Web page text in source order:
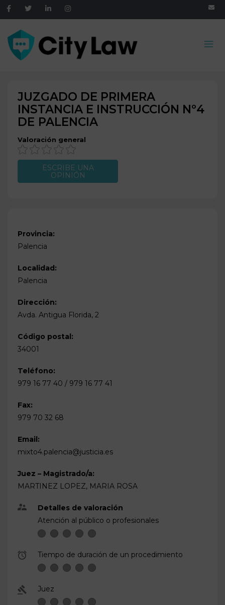
JUZGADO DE PRIMERA
INSTANCIA E INSTRUCCIÓN Nº4
DE PALENCIA
Valoración general
ESCRIBE UNA
OPINIÓN
Provincia:
Palencia
Localidad:
Palencia
Dirección:
Avda. Antigua Florida, 2
Código postal:
34001
Teléfono:
979 16 77 40 / 979 16 77 41
Fax:
979 70 32 68
Email:
mixto4.palencia@justicia.es
Juez – Magistrado/a:
MARTINEZ LOPEZ, MARIA ROSA
Detalles de valoración
Atención al público o profesionales
Tiempo de duración de un procedimiento
Juez